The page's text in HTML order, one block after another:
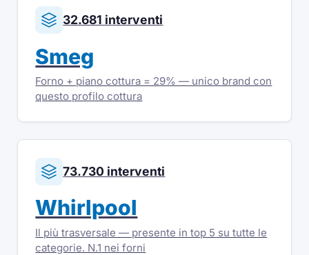
32.681 interventi
Smeg
Forno + piano cottura = 29% — unico brand con
questo profilo cottura
73.730 interventi
Whirlpool
Il più trasversale — presente in top 5 su tutte le
categorie. N.1 nei forni